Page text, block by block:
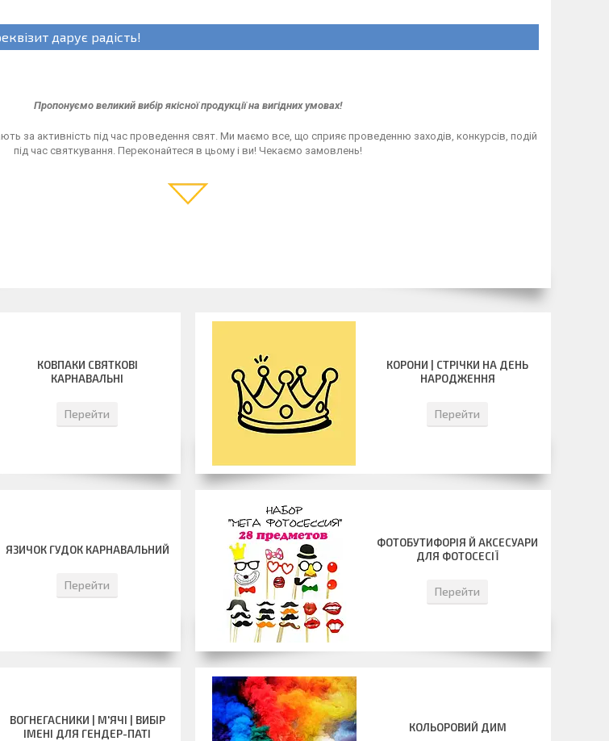
дарує радість!
Пропонуємо великий вибір якісної продукції на вигідних умовах!
за активність під час проведення свят. Ми маємо все, що сприяє проведенню заходів, конкурсів, подій
під час святкування. Переконайтеся в цьому і ви! Чекаємо замовлень!
КОВПАКИ СВЯТКОВІ
КАРНАВАЛЬНІ
Перейти
КОРОНИ | СТРІЧКИ НА ДЕНЬ
НАРОДЖЕННЯ
Перейти
ЯЗИЧОК ГУДОК КАРНАВАЛЬНИЙ
Перейти
ФОТОБУТИФОРІЯ Й АКСЕСУАРИ
ДЛЯ ФОТОСЕСІЇ
Перейти
ВОГНЕГАСНИКИ | М'ЯЧІ | ВИБІР
ІМЕНІ ДЛЯ ГЕНДЕР-ПАТІ
КОЛЬОРОВИЙ ДИМ